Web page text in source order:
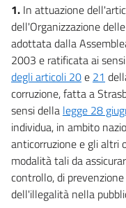
1. In attuazione
dell'Organizzazione
adottata dalla
2003 e ratificata ai
degli articoli 20e 21
corruzione, fatta a
sensi della legge 28
individua, in ambito
anticorruzione e gli altri
modalità tali da
controllo, di
dell'illegalità nella